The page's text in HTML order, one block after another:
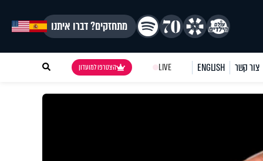
מתחזקים? דברו איתנו
צור קשר ENGLISH
LIVE הצטרפו למועדון